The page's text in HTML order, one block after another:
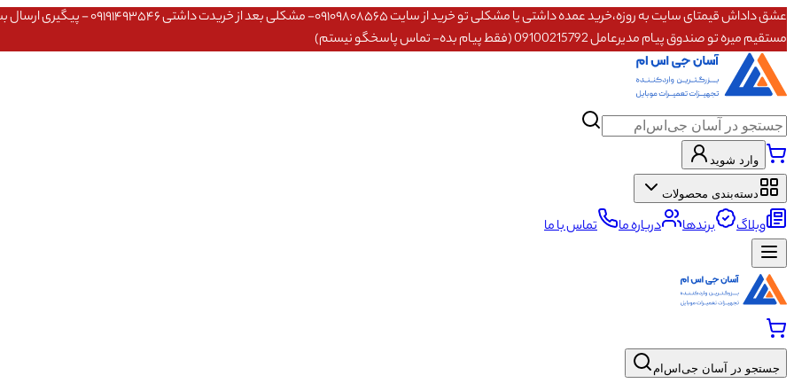
مستقیم میره تو صندوق پیام مدیرعامل 09100215792 (فقط پیام بده- تماس پاسخگو نیستم)
وارد شوید
دسته‌بندی محصولات
وبلاگ برندها درباره ما تماس با ما
جستجو در آسان جی‌اس‌ام